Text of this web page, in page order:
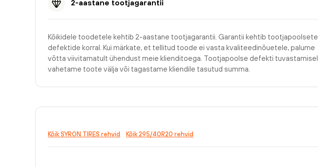
2-aastane tootjagarantii
Kõikidele toodetele kehtib 2-aastane tootjagarantii. Garantii kehtib tootjapoolsete
defektide korral. Kui märkate, et tellitud toode ei vasta kvaliteedinõuetele, palume
võtta viivitamatult ühendust meie klienditoega. Tootjapoolse defekti tuvastamisel
vahetame toote välja või tagastame kliendile tasutud summa.
Kõik SYRON TIRES rehvid Kõik 295/40R20 rehvid